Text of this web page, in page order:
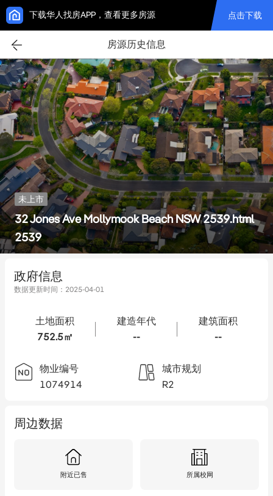
下载华人找房APP，查看更多房源 点击下载
房源历史信息
未上市
32 Jones Ave Mollymook Beach NSW 2539.html
2539
政府信息
数据更新时间： 2025-04-01
土地面积
752.5㎡
建造年代
--
建筑面积
--
物业编号
1074914
城市规划
R2
周边数据
附近已售 所属校网